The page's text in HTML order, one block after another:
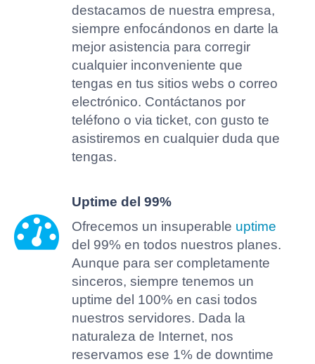
destacamos de nuestra empresa,
siempre enfocándonos en darte la
mejor asistencia para corregir
cualquier inconveniente que
tengas en tus sitios webs o correo
electrónico. Contáctanos por
teléfono o via ticket, con gusto te
asistiremos en cualquier duda que
tengas.
Uptime del 99%
Ofrecemos un insuperable uptime
del 99% en todos nuestros planes.
Aunque para ser completamente
sinceros, siempre tenemos un
uptime del 100% en casi todos
nuestros servidores. Dada la
naturaleza de Internet, nos
reservamos ese 1% de downtime